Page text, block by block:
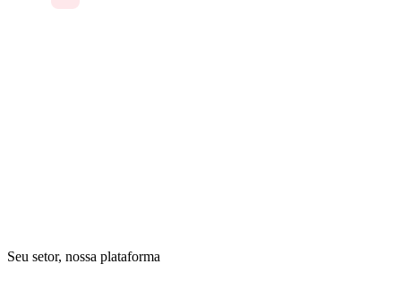
Seu setor, nossa plataforma